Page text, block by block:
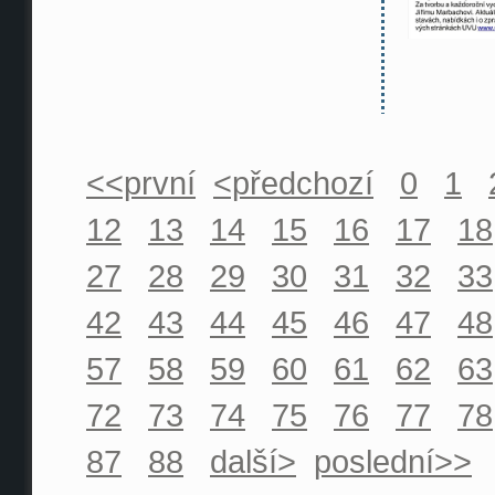
<<první <předchozí 0 1
12
13 14 15 16 17
18
27
28 29 30 31 32
33
42
43 44 45 46 47
48
57
58 59 60 61 62
63
72
73 74 75 76 77
78
87
88 další> poslední>>